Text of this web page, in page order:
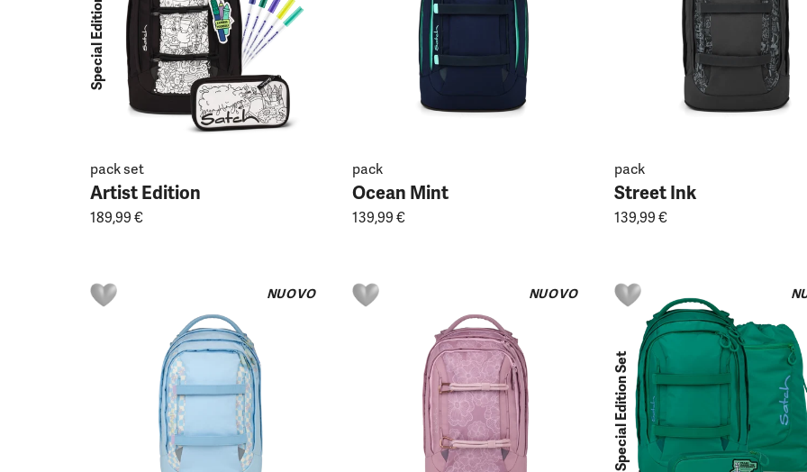
Special Edition Set
pack set
Artist Edition
189,99 €
pack
Ocean Mint
139,99 €
pack
Street Ink
139,99 €
NUOVO NUOVO
Special Edition Set